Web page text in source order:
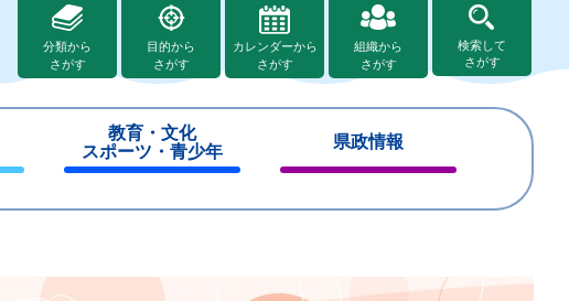
分類から
さがす
目的から
さがす
カレンダーから
さがす
組織から
さがす
検索して
さがす
教育・文化
スポーツ・青少年
じ
県政情報
じ